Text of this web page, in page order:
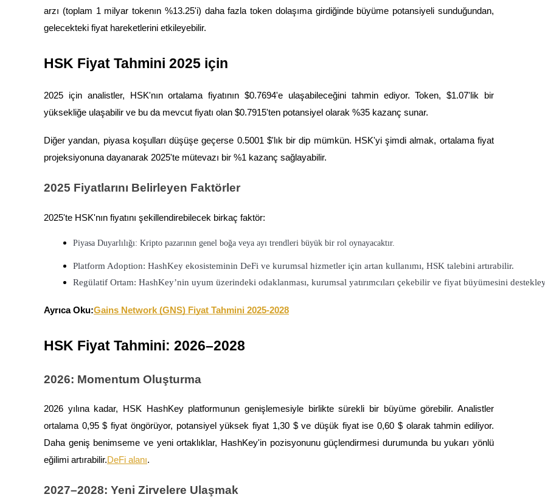
Ticaret bilgileri vb. dahil olmak üzere büyük veri analizi.
Rehber
Vadeli İşlemler Başlangıç Kılavuzu
arzı (toplam 1 milyar tokenın %13.25'i) daha fazla token dolaşıma girdiğinde büyüme potansiyeli sunduğundan,
gelecekteki fiyat hareketlerini etkileyebilir.
HSK Fiyat Tahmini 2025 için
2025 için analistler, HSK'nın ortalama fiyatının $0.7694'e ulaşabileceğini tahmin ediyor. Token, $1.07'lik bir
yüksekliğe ulaşabilir ve bu da mevcut fiyatı olan $0.7915'ten potansiyel olarak %35 kazanç sunar.
Diğer yandan, piyasa koşulları düşüşe geçerse 0.5001 $'lık bir dip mümkün. HSK'yi şimdi almak, ortalama fiyat
projeksiyonuna dayanarak 2025'te mütevazı bir %1 kazanç sağlayabilir.
2025 Fiyatlarını Belirleyen Faktörler
2025'te HSK'nın fiyatını şekillendirebilecek birkaç faktör:
Piyasa Duyarlılığı: Kripto pazarının genel boğa veya ayı trendleri büyük bir rol oynayacaktır.
Platform Adoption: HashKey ekosisteminin DeFi ve kurumsal hizmetler için artan kullanımı, HSK talebini artırabilir.
Regülatif Ortam: HashKey’nin uyum üzerindeki odaklanması, kurumsal yatırımcıları çekebilir ve fiyat büyümesini
Ayrıca Oku:Gains Network (GNS) Fiyat Tahmini 2025-2028
HSK Fiyat Tahmini: 2026–2028
2026: Momentum Oluşturma
2026 yılına kadar, HSK HashKey platformunun genişlemesiyle birlikte sürekli bir büyüme görebilir. Analistler
ortalama 0,95 $ fiyat öngörüyor, potansiyel yüksek fiyat 1,30 $ ve düşük fiyat ise 0,60 $ olarak tahmin ediliyor.
Daha geniş benimseme ve yeni ortaklıklar, HashKey'in pozisyonunu güçlendirmesi durumunda bu yukarı yönlü
eğilimi artırabilir.DeFi alanı.
2027–2028: Yeni Zirvelere Ulaşmak